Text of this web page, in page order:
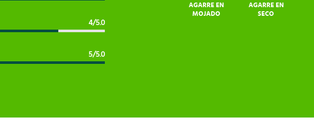
4/5.0
5/5.0
AGARRE EN
SECO
AGARRE EN
MOJADO